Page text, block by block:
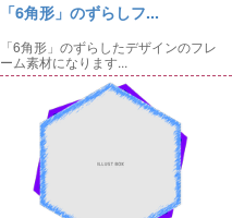
「6角形」のずらしフ...
「6角形」のずらしたデザインのフレ
ーム素材になります...